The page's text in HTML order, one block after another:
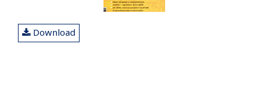
Download